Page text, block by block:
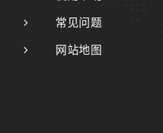
常见问题
网站地图